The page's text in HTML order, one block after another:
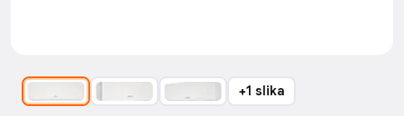
+1 slika